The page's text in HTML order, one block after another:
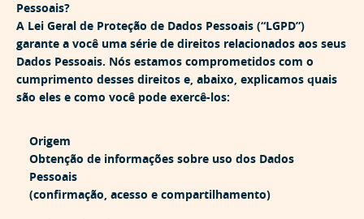
Pessoais?
A Lei Geral de Proteção de Dados Pessoais (“LGPD”)
garante a você uma série de direitos relacionados aos seus
Dados Pessoais. Nós estamos comprometidos com o
cumprimento desses direitos e, abaixo, explicamos quais
são eles e como você pode exercê-los:
Origem
Obtenção de informações sobre uso dos Dados
Pessoais
(confirmação, acesso e compartilhamento)